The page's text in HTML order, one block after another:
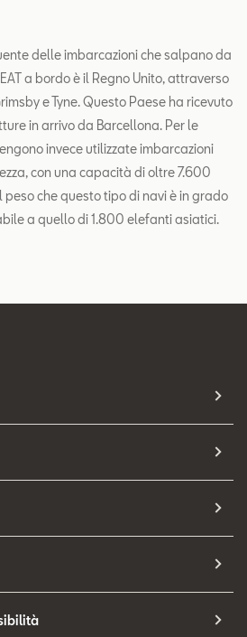
delle imbarcazioni che salpano da
a bordo è il Regno Unito, attraverso
e Tyne. Questo Paese ha ricevuto
in arrivo da Barcellona. Per le
invece utilizzate imbarcazioni
con una capacità di oltre 7.600
peso che questo tipo di navi è in grado
a quello di 1.800 elefanti asiatici.